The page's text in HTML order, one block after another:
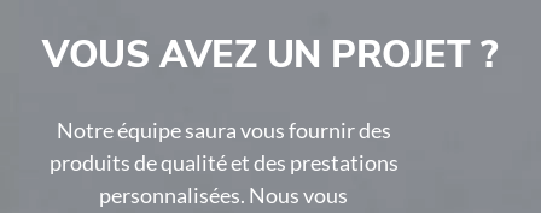
VOUS AVEZ UN PROJET ?
Notre équipe saura vous fournir des
produits de qualité et des prestations
personnalisées. Nous vous